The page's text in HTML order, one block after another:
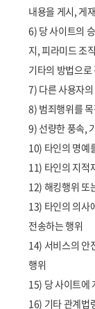
내용을 게시, 게
6) 당 사이트의
지, 피라미드 조
기타의 방법으로
7) 다른 사용자
8) 범죄행위를
9) 선량한 풍속,
10) 타인의 명예
11) 타인의 지적
12) 해킹행위 또
13) 타인의 의사
전송하는 행위
14) 서비스의 안
행위
15) 당 사이트에
16) 기타 관계법